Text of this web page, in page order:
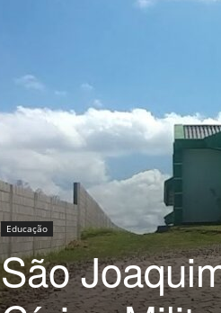
Educação
São